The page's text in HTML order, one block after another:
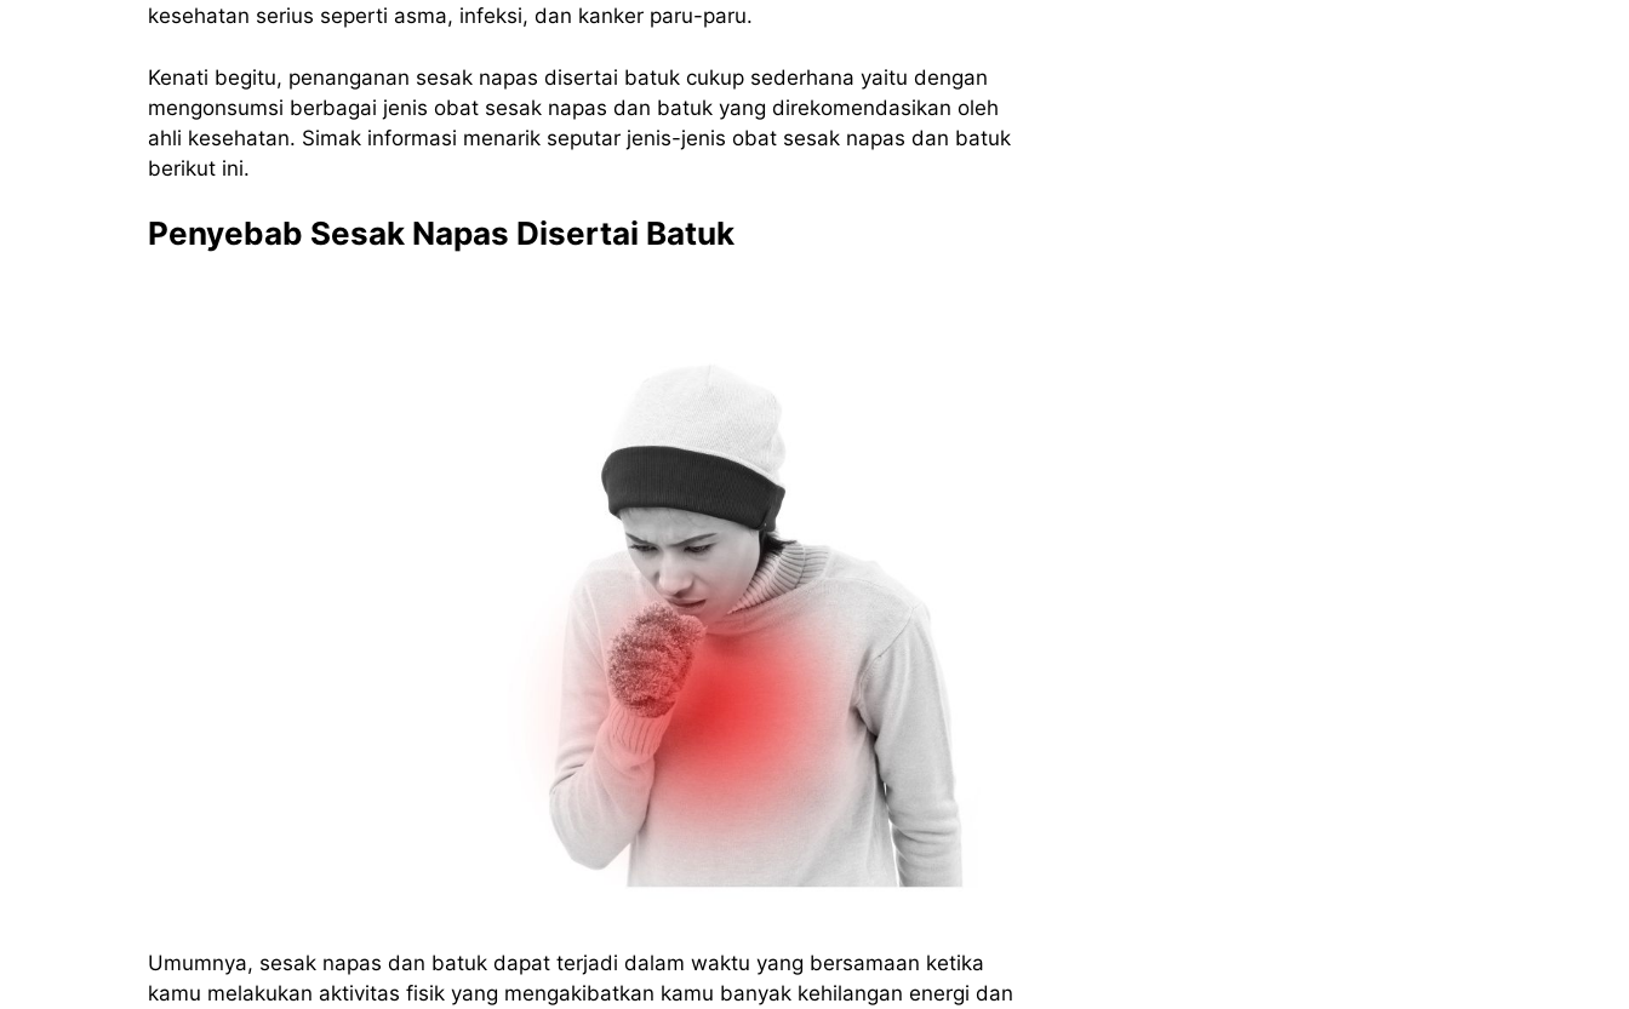
kesehatan serius seperti asma, infeksi, dan kanker paru-paru.
Kenati begitu, penanganan sesak napas disertai batuk cukup sederhana yaitu dengan
mengonsumsi berbagai jenis obat sesak napas dan batuk yang direkomendasikan oleh
ahli kesehatan. Simak informasi menarik seputar jenis-jenis obat sesak napas dan batuk
berikut ini.
Penyebab Sesak Napas Disertai Batuk
Umumnya, sesak napas dan batuk dapat terjadi dalam waktu yang bersamaan ketika
kamu melakukan aktivitas fisik yang mengakibatkan kamu banyak kehilangan energi dan